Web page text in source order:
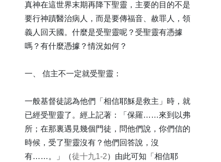
真神在這世界末期再降下聖靈，主要的目的不是
要行神蹟醫治病人，而是要傳福音、赦罪人，領
義人回天國。什麼是受聖靈呢？受聖靈有憑據
嗎？有什麼憑據？情況如何？
一、 信主不一定就受聖靈：
一般基督徒認為他們「相信耶穌是救主」時，就
已經受聖靈了。經上記著：「保羅……來到以弗
所；在那裏遇見幾個門徒，問他們說，你們信的
時候，受了聖靈沒有？他們回答說，沒
有……。」（徒十九1-2）由此可知「相信耶